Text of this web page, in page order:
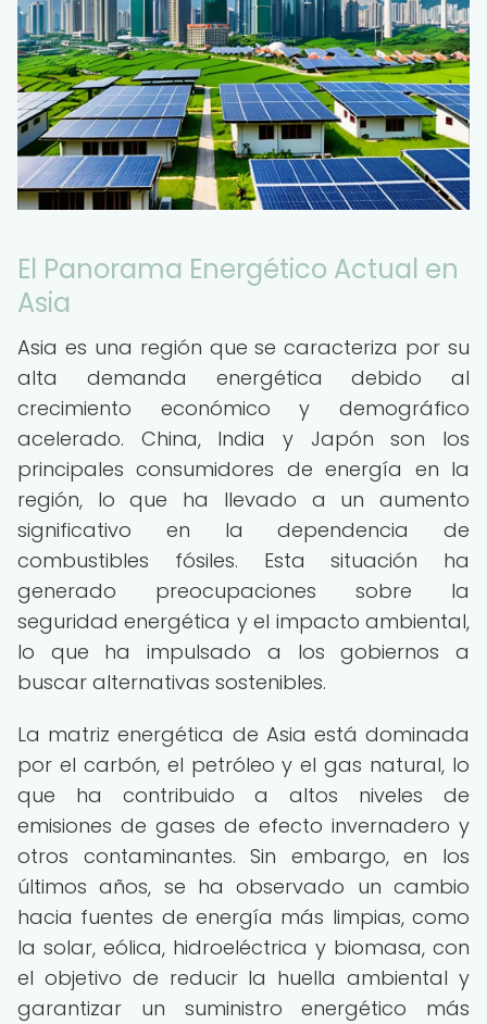
El Panorama Energético Actual en
Asia
Asia es una región que se caracteriza por su
alta demanda energética debido al
crecimiento económico y demográfico
acelerado. China, India y Japón son los
principales consumidores de energía en la
región, lo que ha llevado a un aumento
significativo en la dependencia de
combustibles fósiles. Esta situación ha
generado preocupaciones sobre la
seguridad energética y el impacto ambiental,
lo que ha impulsado a los gobiernos a
buscar alternativas sostenibles.
La matriz energética de Asia está dominada
por el carbón, el petróleo y el gas natural, lo
que ha contribuido a altos niveles de
emisiones de gases de efecto invernadero y
otros contaminantes. Sin embargo, en los
últimos años, se ha observado un cambio
hacia fuentes de energía más limpias, como
la solar, eólica, hidroeléctrica y biomasa, con
el objetivo de reducir la huella ambiental y
garantizar un suministro energético más